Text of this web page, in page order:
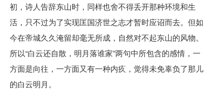
初，诗人告辞东山时，同样也舍不得丢开那种环境和生
活，只不过为了实现匡国济世之志才暂时应诏而去。但如
今在帝城久久淹留却毫无所成，自然对不起东山的风物。
所以“白云还自散，明月落谁家”两句中所包含的感情，一
方面是向往，一方面又有一种内疚，觉得未免辜负了那儿
的白云明月。